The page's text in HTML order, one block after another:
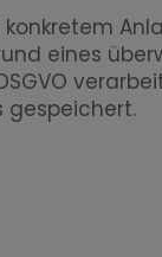
eines
gespeichert.